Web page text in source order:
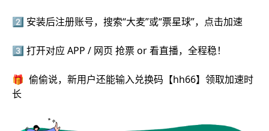
2️⃣ 安装后注册账号，搜索“大麦”或“票星球”，点击加速
3️⃣ 打开对应 APP / 网页 抢票 or 看直播，全程稳！
🎁 偷偷说，新用户还能输入兑换码【hh66】领取加速时
长